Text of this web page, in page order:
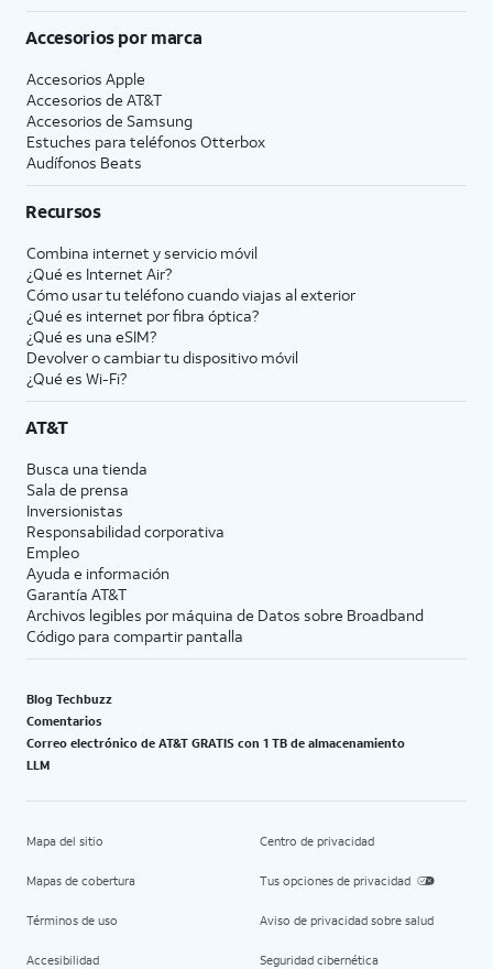
Accesorios por marca
Accesorios Apple
Accesorios de AT&T
Accesorios de Samsung
Estuches para teléfonos Otterbox
Audífonos Beats
Recursos
Combina internet y servicio móvil
¿Qué es Internet Air?
Cómo usar tu teléfono cuando viajas al exterior
¿Qué es internet por fibra óptica?
¿Qué es una eSIM?
Devolver o cambiar tu dispositivo móvil
¿Qué es Wi-Fi?
AT&T
Busca una tienda
Sala de prensa
Inversionistas
Responsabilidad corporativa
Empleo
Ayuda e información
Garantía AT&T
Archivos legibles por máquina de Datos sobre Broadband
Código para compartir pantalla
Blog Techbuzz
Comentarios
Correo electrónico de AT&T GRATIS con 1 TB de almacenamiento
LLM
Mapa del sitio
Mapas de cobertura
Términos de uso
Accesibilidad
Centro de privacidad
Tus opciones de privacidad
Aviso de privacidad sobre salud
Seguridad cibernética